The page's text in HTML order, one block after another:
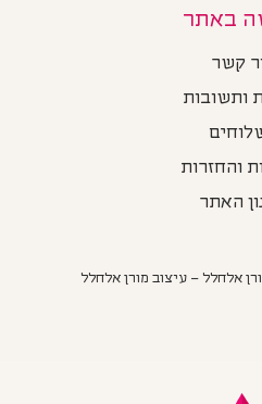
באתר
קשר
ותשובות
והחזרות
האתר
אלחלל – עיצוב מורן אלחלל